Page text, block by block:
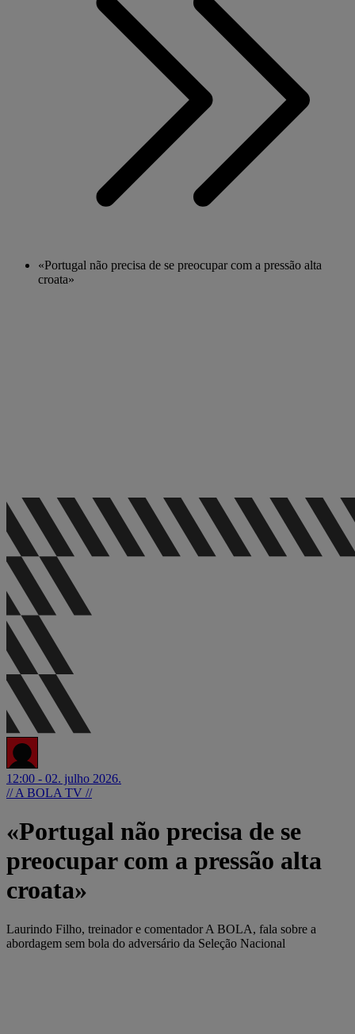
«Portugal não precisa de se preocupar com a pressão alta
croata»
12:00 - 02. julho 2026.
// A BOLA TV //
«Portugal não precisa de se
preocupar com a pressão alta
croata»
Laurindo Filho, treinador e comentador A BOLA, fala sobre a
abordagem sem bola do adversário da Seleção Nacional